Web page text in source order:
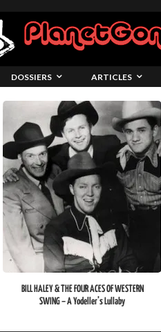
DOSSIERS ARTICLES
BILL HALEY & THE FOUR ACES OF WESTERN
SWING – A Yodeller’s Lullaby